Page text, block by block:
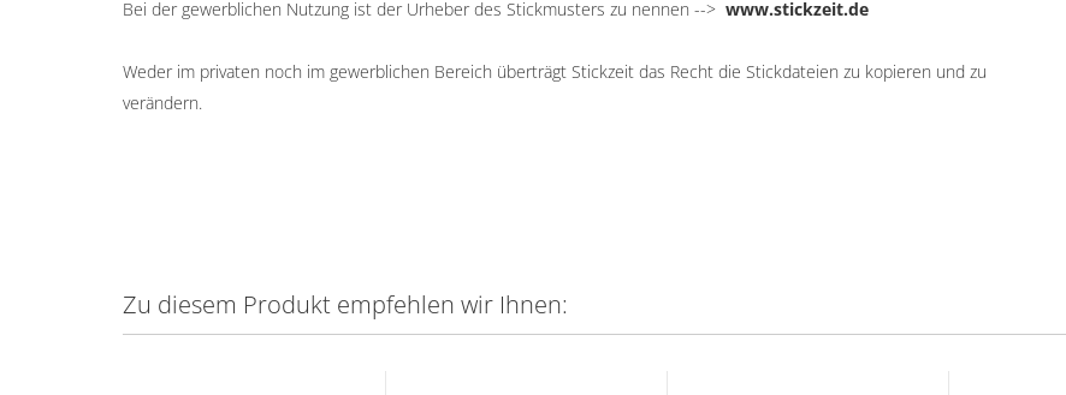
Bei der gewerblichen Nutzung ist der Urheber des Stickmusters zu nennen --> www.stickzeit.de
Weder im privaten noch im gewerblichen Bereich überträgt Stickzeit das Recht die Stickdateien zu kopieren und zu
verändern.
Zu diesem Produkt empfehlen wir Ihnen: